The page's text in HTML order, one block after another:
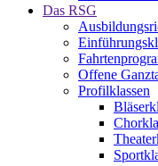
Das RSG
Offene
Profilklassen